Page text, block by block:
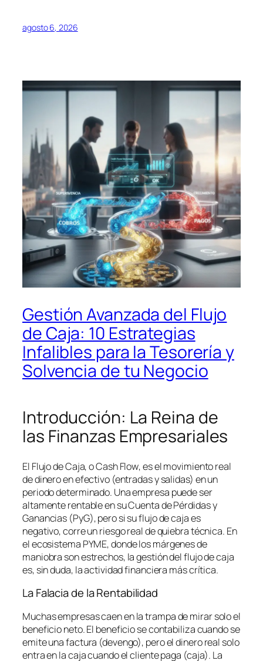
agosto 6, 2026
Gestión Avanzada del Flujo
de Caja: 10 Estrategias
Infalibles para la Tesorería y
Solvencia de tu Negocio
Introducción: La Reina de
las Finanzas Empresariales
El Flujo de Caja, oCash Flow, es el movimiento real
de dinero en efectivo (entradas y salidas) en un
periodo determinado. Una empresa puede ser
altamente rentable en su Cuenta de Pérdidas y
Ganancias (PyG), pero si su flujo de caja es
negativo, corre un riesgo real de quiebra técnica. En
el ecosistema PYME, donde los márgenes de
maniobra son estrechos, la gestión del flujo de caja
es, sin duda, la actividad financiera más crítica.
La Falacia de la Rentabilidad
Muchas empresas caen en la trampa de mirar solo el
beneficio neto. El beneficio se contabiliza cuando se
emite una factura (devengo), pero el dinero real solo
entra en la caja cuando el cliente paga (caja). La